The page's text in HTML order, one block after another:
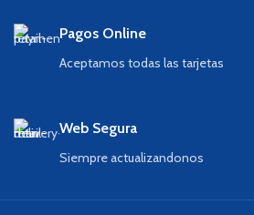
Pagos Online
Aceptamos todas las tarjetas
Web Segura
Siempre actualizandonos